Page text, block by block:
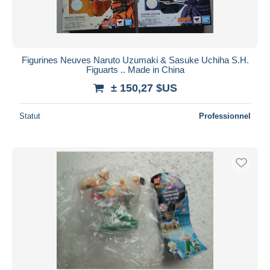
Figurines Neuves Naruto Uzumaki & Sasuke Uchiha S.H.
Figuarts .. Made in China
± 150,27 $US
Statut Professionnel